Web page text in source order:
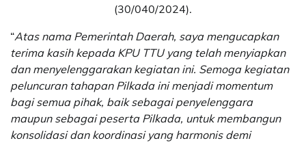
(30/040/2024).
“Atas nama Pemerintah Daerah, saya mengucapkan
terima kasih kepada KPU TTU yang telah menyiapkan
dan menyelenggarakan kegiatan ini. Semoga kegiatan
peluncuran tahapan Pilkada ini menjadi momentum
bagi semua pihak, baik sebagai penyelenggara
maupun sebagai peserta Pilkada, untuk membangun
konsolidasi dan koordinasi yang harmonis demi